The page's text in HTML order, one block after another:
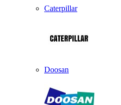
Caterpillar
Doosan